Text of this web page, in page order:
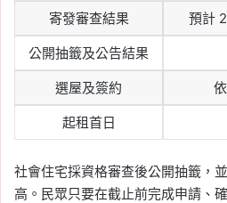
2026
號」
型
間
桃
住宅 ,
宅申請,
寄發審查結果 預計
公開抽籤及公告結果
選屋及簽約
起租首日
社會住宅採資格審查後公開抽籤，
高。民眾只要在截止前完成申請、